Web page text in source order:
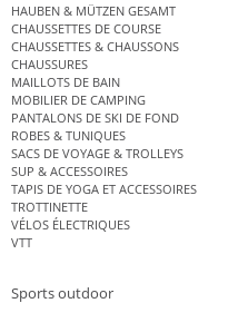
HAUBEN & MÜTZEN GESAMT
CHAUSSETTES DE COURSE
CHAUSSETTES & CHAUSSONS
CHAUSSURES
MAILLOTS DE BAIN
MOBILIER DE CAMPING
PANTALONS DE SKI DE FOND
ROBES & TUNIQUES
SACS DE VOYAGE & TROLLEYS
SUP & ACCESSOIRES
TAPIS DE YOGA ET ACCESSOIRES
TROTTINETTE
VÉLOS ÉLECTRIQUES
VTT
Sports outdoor